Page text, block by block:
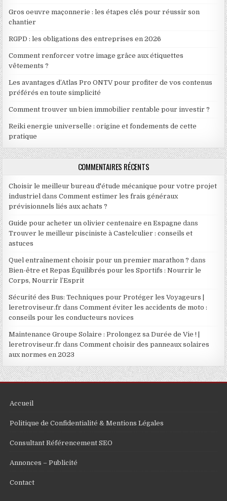
Gros oeuvre maçonnerie : les étapes clés pour réussir son
chantier
RGPD : les obligations des entreprises en 2026
Comment renforcer votre image grâce aux étiquettes
vêtements ?
Les avantages d’Atlas Pro ONTV pour profiter de vos contenus
préférés en toute simplicité
Comment trouver un bien immobilier rentable pour investir ?
Reiki energie universelle : origine et fondements de cette
pratique
COMMENTAIRES RÉCENTS
Choisir le meilleur bureau d'étude mécanique pour votre projet
industriel dansComment estimer les frais généraux
prévisionnels liés aux achats ?
Guide pour acheter un olivier centenaire en Espagne dans
Trouver le meilleur pisciniste à Castelculier : conseils et
astuces
Quel entraînement choisir pour un premier marathon ? dans
Bien-être et Repas Équilibrés pour les Sportifs : Nourrir le
Corps, Nourrir l’Esprit
Sécurité des Bus: Techniques pour Protéger les Voyageurs |
leretroviseur.fr dansComment éviter les accidents de moto :
conseils pour les conducteurs novices
Maintenance Groupe Solaire : Prolongez sa Durée de Vie ! |
leretroviseur.fr dansComment choisir des panneaux solaires
aux normes en 2023
Accueil
Politique de Confidentialité & Mentions Légales
Consultant Référencement SEO
Annonces – Publicité
Contact